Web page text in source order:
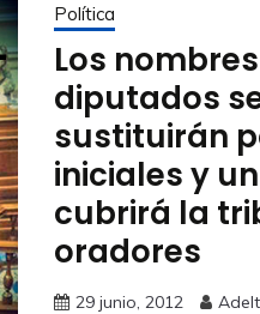
Política
Los
diputados
sustituirán
iniciales y
cubrirá la
oradores
29 junio, 2012